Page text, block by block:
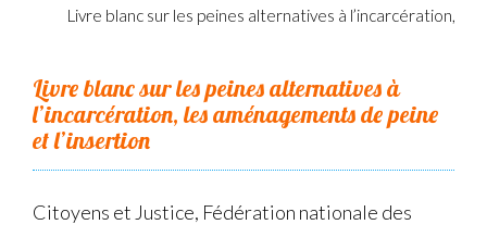
Livre blanc sur les peines alternatives à l’incarcération,
Livre blanc sur les peines alternatives à
l’incarcération, les aménagements de peine
et l’insertion
Citoyens et Justice, Fédération nationale des